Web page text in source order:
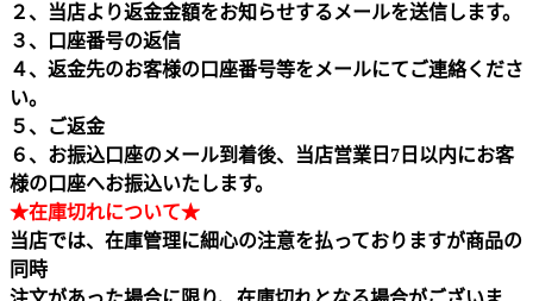
２、当店より返金金額をお知らせするメールを送信します。
３、口座番号の返信
４、返金先のお客様の口座番号等をメールにてご連絡くださ
い。
５、ご返金
６、お振込口座のメール到着後、当店営業日7日以内にお客
様の口座へお振込いたします。
★在庫切れについて★
当店では、在庫管理に細心の注意を払っておりますが商品の
同時